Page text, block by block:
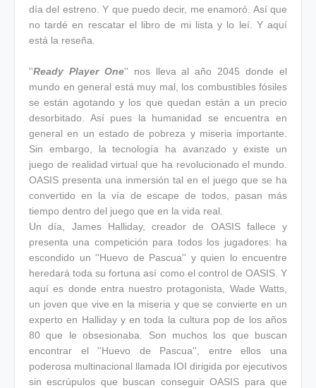
día del estreno. Y que puedo decir, me enamoró. Así que
no tardé en rescatar el libro de mi lista y lo leí. Y aquí
está la reseña.
''Ready Player One'' nos lleva al año 2045 donde el
mundo en general está muy mal, los combustibles fósiles
se están agotando y los que quedan están a un precio
desorbitado. Así pues la humanidad se encuentra en
general en un estado de pobreza y miseria importante.
Sin embargo, la tecnología ha avanzado y existe un
juego de realidad virtual que ha revolucionado el mundo.
OASIS presenta una inmersión tal en el juego que se ha
convertido en la vía de escape de todos, pasan más
tiempo dentro del juego que en la vida real.
Un día, James Halliday, creador de OASIS fallece y
presenta una competición para todos los jugadores: ha
escondido un ''Huevo de Pascua'' y quien lo encuentre
heredará toda su fortuna así como el control de OASIS. Y
aquí es donde entra nuestro protagonista, Wade Watts,
un joven que vive en la miseria y que se convierte en un
experto en Halliday y en toda la cultura pop de los años
80 que le obsesionaba. Son muchos los que buscan
encontrar el ''Huevo de Pascua'', entre ellos una
poderosa multinacional llamada IOI dirigida por ejecutivos
sin escrúpulos que buscan conseguir OASIS para que